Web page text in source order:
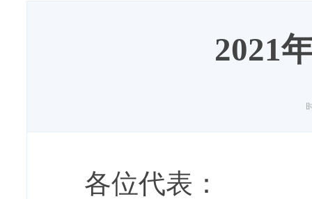
2021
各位代表：